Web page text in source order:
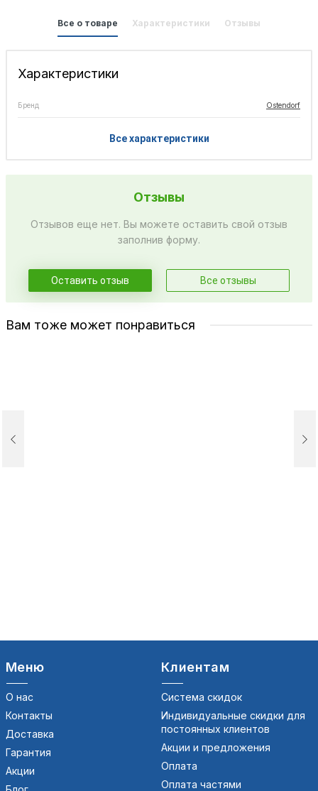
Все о товаре Характеристики Отзывы
Характеристики
Бренд Ostendorf
Все характеристики
Отзывы
Отзывов еще нет. Вы можете оставить свой отзыв
заполнив форму.
Оставить отзыв Все отзывы
Вам тоже может понравиться
Меню
О нас
Контакты
Доставка
Гарантия
Акции
Клиентам
Система скидок
Индивидуальные скидки для
постоянных клиентов
Акции и предложения
Оплата
Оплата частями